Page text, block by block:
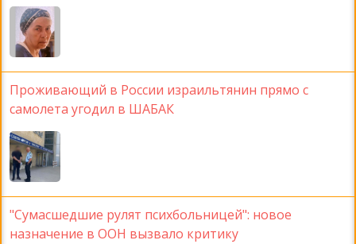
Проживающий в России израильтянин прямо с
самолета угодил в ШАБАК
"Сумасшедшие рулят психбольницей": новое
назначение в ООН вызвало критику